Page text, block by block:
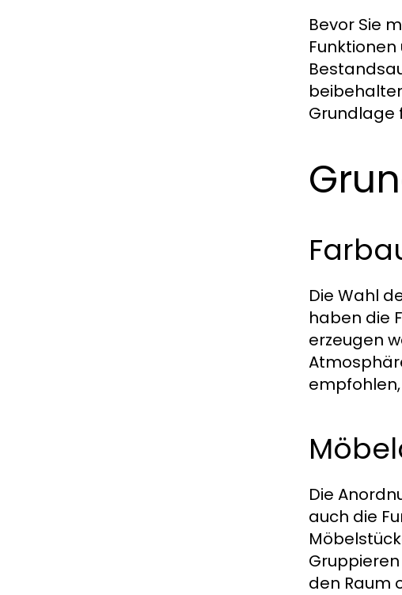
Bevor Sie
Grundlage
Die Wahl
haben die
erzeugen
Die
auch die
den Raum